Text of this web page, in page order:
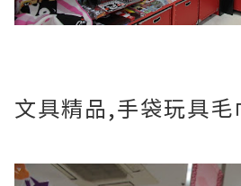
文具精品,手袋玩具毛